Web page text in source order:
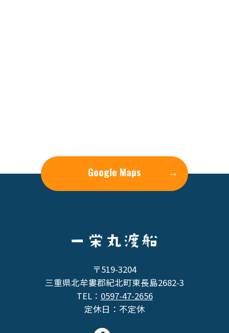
Google Maps →
〒519-3204
三重県北牟婁郡紀北町東長島2682-3
TEL： 0597-47-2656
定休日：不定休